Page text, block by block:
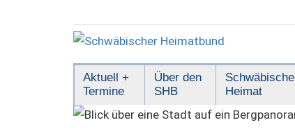
Schwäbischer
Heimatbund
Aktuell +
Termine
Über den
SHB
Schwäbische
Heimat